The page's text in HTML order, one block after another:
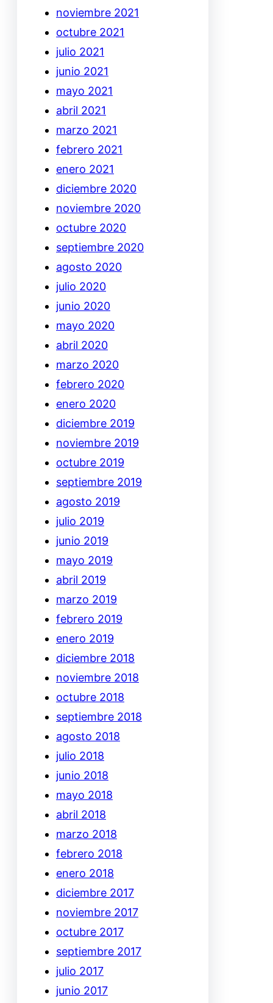
noviembre 2021
octubre 2021
julio 2021
junio 2021
mayo 2021
abril 2021
marzo 2021
febrero 2021
enero 2021
diciembre 2020
noviembre 2020
octubre 2020
septiembre 2020
agosto 2020
julio 2020
junio 2020
mayo 2020
abril 2020
marzo 2020
febrero 2020
enero 2020
diciembre 2019
noviembre 2019
octubre 2019
septiembre 2019
agosto 2019
julio 2019
junio 2019
mayo 2019
abril 2019
marzo 2019
febrero 2019
enero 2019
diciembre 2018
noviembre 2018
octubre 2018
septiembre 2018
agosto 2018
julio 2018
junio 2018
mayo 2018
abril 2018
marzo 2018
febrero 2018
enero 2018
diciembre 2017
noviembre 2017
octubre 2017
septiembre 2017
julio 2017
junio 2017